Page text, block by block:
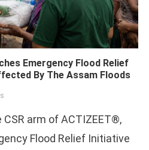
Emergency Flood Relief
By The Assam Floods
arm of ACTIZEET®,
Flood Relief Initiative